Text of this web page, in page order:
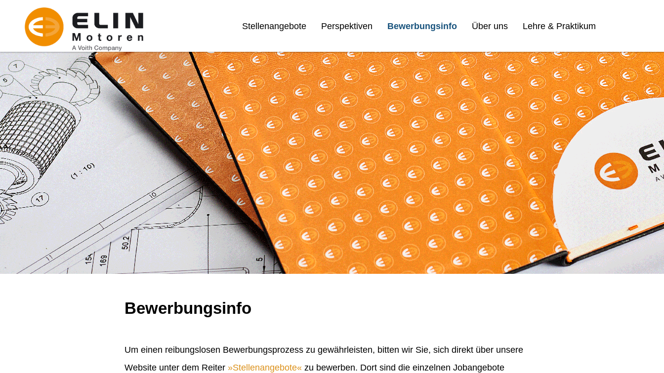
Stellenangebote Perspektiven Bewerbungsinfo Über uns Lehre & Praktikum
Bewerbungsinfo
Um einen reibungslosen Bewerbungsprozess zu gewährleisten, bitten wir Sie, sich direkt über unsere
Website unter dem Reiter
Stellenangebote
zu bewerben. Dort sind die einzelnen Jobangebote